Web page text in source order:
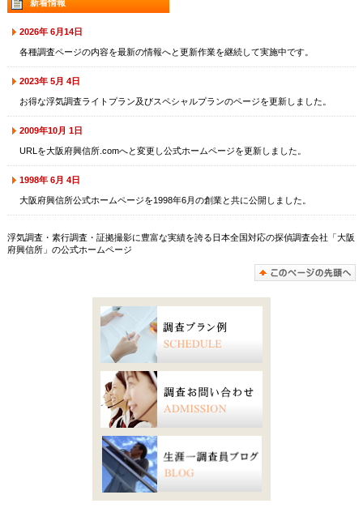
新着情報
2026年 6月14日
各種調査ページの内容を最新の情報へと更新作業を継続して実施中です。
2023年 5月 4日
お得な浮気調査ライトプラン及びスペシャルプランのページを更新しました。
2009年10月 1日
URLを大阪府興信所.comへと変更し公式ホームページを更新しました。
1998年 6月 4日
大阪府興信所公式ホームページを1998年6月の創業と共に公開しました。
浮気調査・素行調査・証拠撮影に豊富な実績を誇る日本全国対応の探偵調査会社「大阪
府興信所」の公式ホームページ